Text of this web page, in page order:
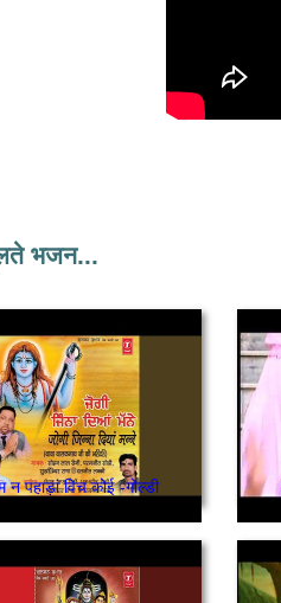
भजन...
न पहाड़ां विच कोई -गोल्डी